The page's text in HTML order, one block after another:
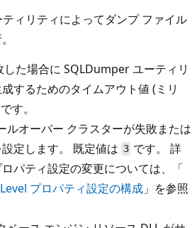
ィリティによってダンプ ファイル
た場合に SQLDumper ユーティリ
するためのタイムアウト値 (ミリ
です。
ルオーバー クラスターが失敗または
定します。 既定値は 3 です。 詳
パティ設定の変更については、「
プロパティ設定の構成 」を参照